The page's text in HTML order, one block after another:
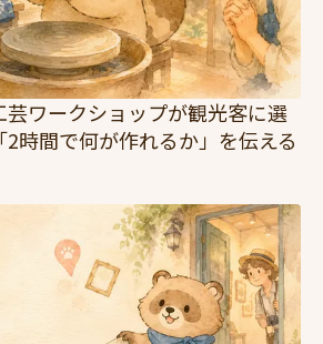
ワークショップが観光客に選
時間で何が作れるか」を伝える